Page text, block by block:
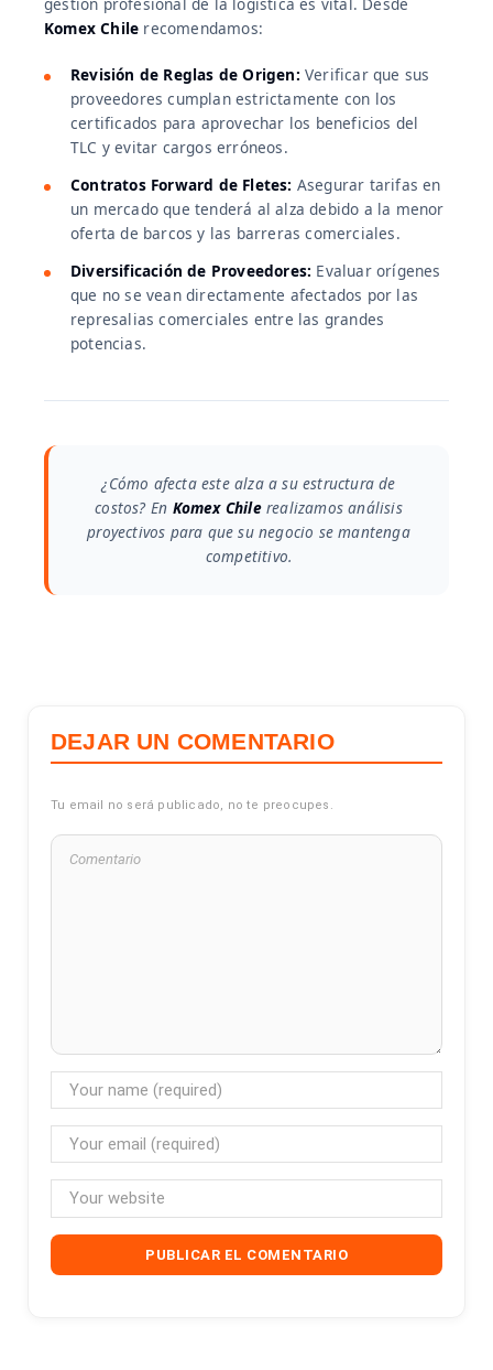
Komex Chile recomendamos:
Revisión de Reglas de Origen: Verificar que sus
proveedores cumplan estrictamente con los
certificados para aprovechar los beneficios del
TLC y evitar cargos erróneos.
Contratos Forward de Fletes: Asegurar tarifas en
un mercado que tenderá al alza debido a la menor
oferta de barcos y las barreras comerciales.
Diversificación de Proveedores: Evaluar orígenes
que no se vean directamente afectados por las
represalias comerciales entre las grandes
potencias.
¿Cómo afecta este alza a su estructura de
costos? En Komex Chilerealizamos análisis
proyectivos para que su negocio se mantenga
competitivo.
DEJAR UN COMENTARIO
Tu email no será publicado, no te preocupes.